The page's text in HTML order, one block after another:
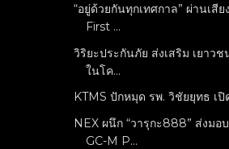
“อยู่ด้วยกันทุกเทศกาล” ผ่านเสี
First ...
วิริยะประกันภัย ส่งเสริม เยาว
ในโค...
KTMS ปักหมุด รพ. วิชัยยุทธ เปิ
NEX ผนึก “วารุกะ888” ส่งมอ
GC-M P...